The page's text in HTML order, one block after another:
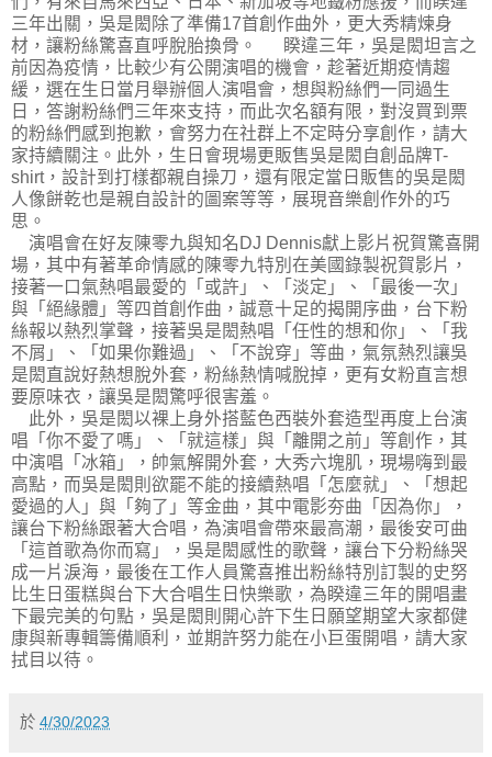
三年出關，吳是閎除了準備17首創作曲外，更大秀精煉身
材，讓粉絲驚喜直呼脫胎換骨。 睽違三年，吳是閎坦言之
前因為疫情，比較少有公開演唱的機會，趁著近期疫情趨
緩，選在生日當月舉辦個人演唱會，想與粉絲們一同過生
日，答謝粉絲們三年來支持，而此次名額有限，對沒買到票
的粉絲們感到抱歉，會努力在社群上不定時分享創作，請大
家持續關注。此外，生日會現場更販售吳是閎自創品牌T-
shirt，設計到打樣都親自操刀，還有限定當日販售的吳是閎
人像餅乾也是親自設計的圖案等等，展現音樂創作外的巧
思。
演唱會在好友陳零九與知名DJ Dennis獻上影片祝賀驚喜開
場，其中有著革命情感的陳零九特別在美國錄製祝賀影片，
接著一口氣熱唱最愛的「或許」、「淡定」、「最後一次」
與「絕緣體」等四首創作曲，誠意十足的揭開序曲，台下粉
絲報以熱烈掌聲，接著吳是閎熱唱「任性的想和你」、「我
不屑」、「如果你難過」、「不說穿」等曲，氣氛熱烈讓吳
是閎直說好熱想脫外套，粉絲熱情喊脫掉，更有女粉直言想
要原味衣，讓吳是閎驚呼很害羞。
此外，吳是閎以裸上身外搭藍色西裝外套造型再度上台演
唱「你不愛了嗎」、「就這樣」與「離開之前」等創作，其
中演唱「冰箱」，帥氣解開外套，大秀六塊肌，現場嗨到最
高點，而吳是閎則欲罷不能的接續熱唱「怎麼就」、「想起
愛過的人」與「夠了」等金曲，其中電影夯曲「因為你」，
讓台下粉絲跟著大合唱，為演唱會帶來最高潮，最後安可曲
「這首歌為你而寫」，吳是閎感性的歌聲，讓台下分粉絲哭
成一片淚海，最後在工作人員驚喜推出粉絲特別訂製的史努
比生日蛋糕與台下大合唱生日快樂歌，為睽違三年的開唱畫
下最完美的句點，吳是閎則開心許下生日願望期望大家都健
康與新專輯籌備順利，並期許努力能在小巨蛋開唱，請大家
拭目以待。
於 4/30/2023